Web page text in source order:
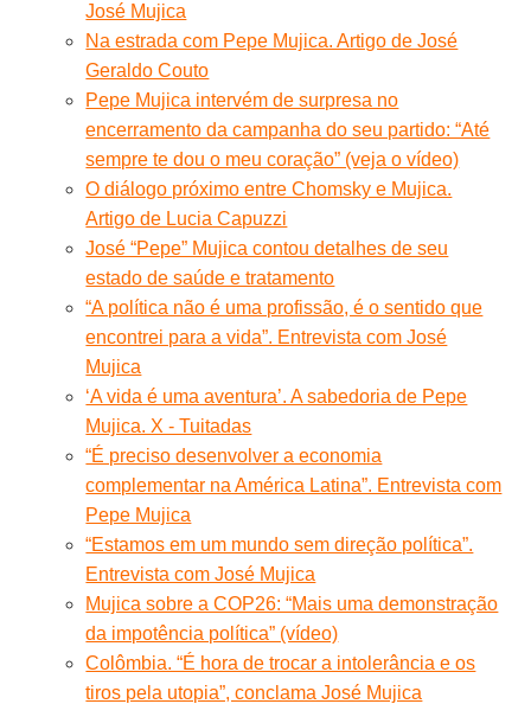
José Mujica
Na estrada com Pepe Mujica. Artigo de José
Geraldo Couto
Pepe Mujica intervém de surpresa no
encerramento da campanha do seu partido: “Até
sempre te dou o meu coração” (veja o vídeo)
O diálogo próximo entre Chomsky e Mujica.
Artigo de Lucia Capuzzi
José “Pepe” Mujica contou detalhes de seu
estado de saúde e tratamento
“A política não é uma profissão, é o sentido que
encontrei para a vida”. Entrevista com José
Mujica
‘A vida é uma aventura’. A sabedoria de Pepe
Mujica. X - Tuitadas
“É preciso desenvolver a economia
complementar na América Latina”. Entrevista com
Pepe Mujica
“Estamos em um mundo sem direção política”.
Entrevista com José Mujica
Mujica sobre a COP26: “Mais uma demonstração
da impotência política” (vídeo)
Colômbia. “É hora de trocar a intolerância e os
tiros pela utopia”, conclama José Mujica